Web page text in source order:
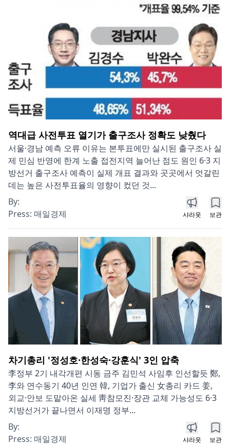
역대급 사전투표 열기가 출구조사 정확도 낮췄다
서울·경남 예측 오류 이유는 본투표에만 실시된 출구조사 실
제 민심 반영에 한계 노출 접전지역 늘어난 점도 원인 6·3 지
방선거 출구조사 예측이 실제 개표 결과와 곳곳에서 엇갈린
데는 높은 사전투표율의 영향이 컸던 것...
By:
Press: 매일경제 샤라웃 보관
차기총리 '정성호·한성숙·강훈식' 3인 압축
李정부 2기 내각개편 시동 금주 김민석 사임후 인선할듯 鄭,
李와 연수동기 40년 인연 韓, 기업가 출신 女총리 카드 姜,
외교·안보 도맡아온 실세 靑참모진·장관 교체 가능성도 6·3
지방선거가 끝나면서 이재명 정부...
By:
Press: 매일경제 샤라웃 보관